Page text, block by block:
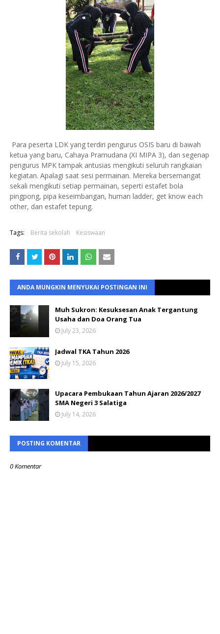
Para peserta LDK yang terdiri pengurus OSIS baru di bawah
ketua yang baru, Cahaya Pramudana (XI MIPA 3), dan segenap
pengurus MPK tampak antusias mengikuti seluruh rangkaian
kegiatan. Apalagi saat sesi permainan. Mereka bersemangat
sekali mengikuti setiap permainan, seperti estafet bola
pingpong, pipa keseimbangan, human ladder, get know each
other, dan estafet tepung.
Tags: Berita sekolah Kesiswaan
ANDA MUNGKIN MENYUKAI POSTINGAN INI
Muh Sukron: Kesuksesan Anak Tergantung
Usaha dan Doa Orang Tua
July 23, 2026
Jadwal TKA Tahun 2026
July 15, 2026
Upacara Pembukaan Tahun Ajaran 2026/2027
SMA Negeri 3 Salatiga
July 14, 2026
POSTING KOMENTAR
0 Komentar